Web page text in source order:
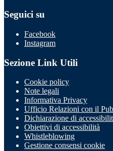
Seguici su
Facebook
Instagram
Sezione Link Utili
Cookie policy
Note legali
Informativa Privacy
Ufficio Relazioni con il
Dichiarazione di
Obiettivi di accessibilità
Whistleblowing
Gestione consensi cookie